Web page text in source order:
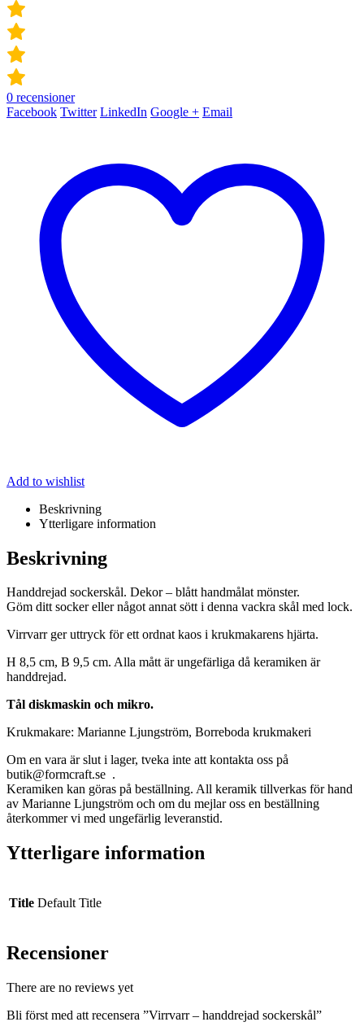
0 recensioner
Facebook Twitter LinkedIn Google + Email
Add to wishlist
Beskrivning
Ytterligare information
Beskrivning
Handdrejad sockerskål. Dekor – blått handmålat mönster.
Göm ditt socker eller något annat sött i denna vackra skål med lock.
Virrvarr ger uttryck för ett ordnat kaos i krukmakarens hjärta.
H 8,5 cm, B 9,5 cm. Alla mått är ungefärliga då keramiken är
handdrejad.
Tål diskmaskin och mikro.
Krukmakare: Marianne Ljungström, Borreboda krukmakeri
Om en vara är slut i lager, tveka inte att kontakta oss på
butik@formcraft.se .
Keramiken kan göras på beställning. All keramik tillverkas för hand
av Marianne Ljungström och om du mejlar oss en beställning
återkommer vi med ungefärlig leveranstid.
Ytterligare information
Title Default Title
Recensioner
There are no reviews yet
Bli först med att recensera ”Virrvarr – handdrejad sockerskål”